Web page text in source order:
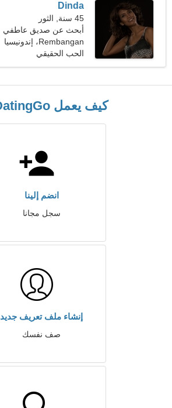
Dinda
45 سنة, الثور
أبحث عن صديق عاطفي
للتزلج معًا
Rembangan، إندونيسيا
الحب الحقيقي
كيف يعمل IdnDatingGo
انضم إلينا
سجل مجانا
إنشاء ملف تعريف جديد
صف نفسك